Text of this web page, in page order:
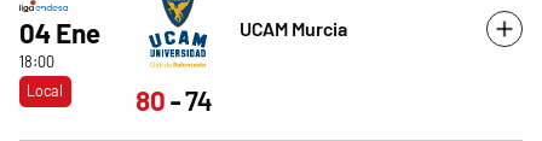
04 Ene
18:00
Local
UCAM Murcia
80 74